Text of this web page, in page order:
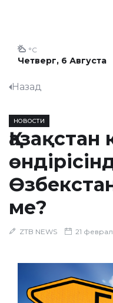
Четверг, 6 Августа
°C
Назад
НОВОСТИ
Қазақстан
ме?
ZTB NEWS 21